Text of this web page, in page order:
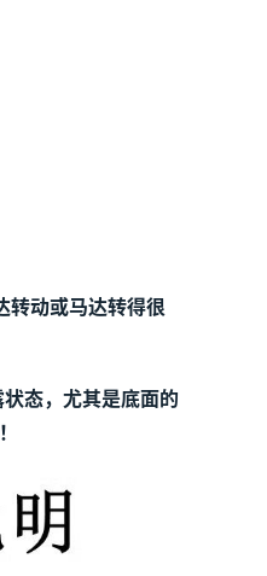
转动或马达转得很
态，尤其是底面的